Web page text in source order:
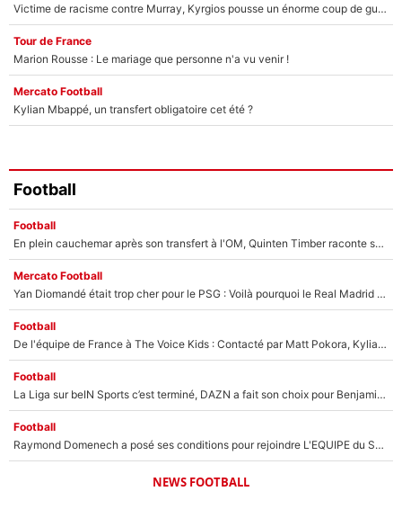
Victime de racisme contre Murray, Kyrgios pousse un énorme coup de gueule !
Tour de France
Marion Rousse : Le mariage que personne n'a vu venir !
Mercato Football
Kylian Mbappé, un transfert obligatoire cet été ?
Football
Football
En plein cauchemar après son transfert à l'OM, Quinten Timber raconte ses doutes après sa signature à Marseille
Mercato Football
Yan Diomandé était trop cher pour le PSG : Voilà pourquoi le Real Madrid a accepté de payer la somme record de 140M€ pour boucler son transfert !
Football
De l'équipe de France à The Voice Kids : Contacté par Matt Pokora, Kylian Mbappé a accepté de jouer un rôle inédit sur TF1 !
Football
La Liga sur beIN Sports c’est terminé, DAZN a fait son choix pour Benjamin Da Silva et Omar Da Fonseca !
Football
Raymond Domenech a posé ses conditions pour rejoindre L'EQUIPE du Soir : Il refuse de faire l'émission avec un autre chroniqueur !
NEWS FOOTBALL